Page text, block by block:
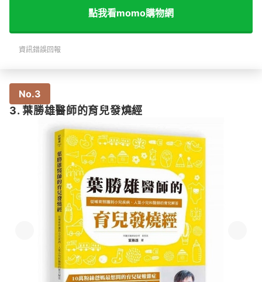
點我看momo購物網
資訊錯誤回報
No.3
3. 葉勝雄醫師的育兒發燒經